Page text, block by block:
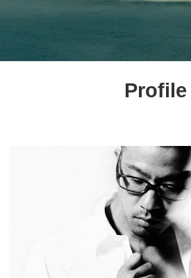
Profile